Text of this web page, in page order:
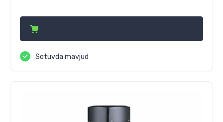
Sotuvda mavjud